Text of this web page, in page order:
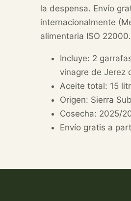
la despensa. Envío
internacionalmente
alimentaria ISO 22000.
Incluye: 2
vinagre de Jerez
Aceite total: 15
Origen: Sierra
Cosecha: 2025/
Envío gratis a